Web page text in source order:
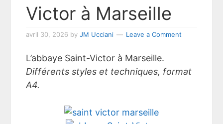
Victor à Marseille
avril 30, 2026 byJM Ucciani Leave a Comment
L’abbaye Saint-Victor à Marseille.
Différents styles et techniques, format
A4.